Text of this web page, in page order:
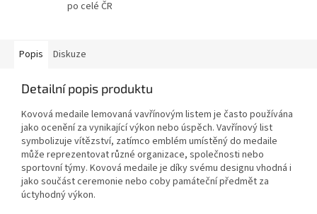
po celé ČR
Popis Diskuze
Detailní popis produktu
Kovová medaile lemovaná vavřínovým listem je často používána
jako ocenění za vynikající výkon nebo úspěch. Vavřínový list
symbolizuje vítězství, zatímco emblém umístěný do medaile
může reprezentovat různé organizace, společnosti nebo
sportovní týmy. Kovová medaile je díky svému designu vhodná i
jako součást ceremonie nebo coby památeční předmět za
úctyhodný výkon.